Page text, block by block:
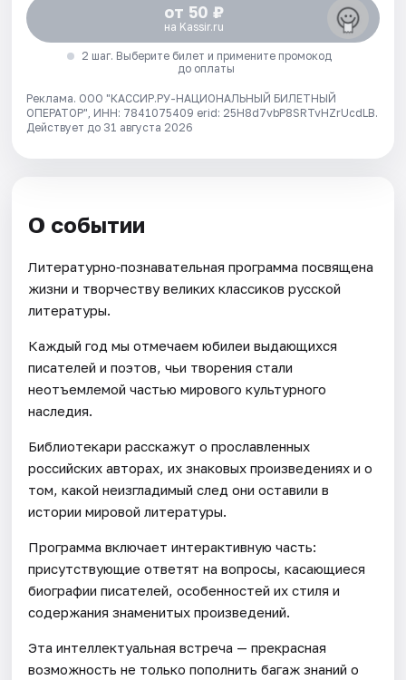
от 50 ₽
на Kassir.ru
2 шаг. Выберите билет и примените промокод
до оплаты
Реклама. ООО "КАССИР.РУ-НАЦИОНАЛЬНЫЙ БИЛЕТНЫЙ
ОПЕРАТОР", ИНН: 7841075409 erid: 25H8d7vbP8SRTvHZrUcdLB.
Действует до 31 августа 2026
О событии
Литературно‑познавательная программа посвящена
жизни и творчеству великих классиков русской
литературы.
Каждый год мы отмечаем юбилеи выдающихся
писателей и поэтов, чьи творения стали
неотъемлемой частью мирового культурного
наследия.
Библиотекари расскажут о прославленных
российских авторах, их знаковых произведениях и о
том, какой неизгладимый след они оставили в
истории мировой литературы.
Программа включает интерактивную часть:
присутствующие ответят на вопросы, касающиеся
биографии писателей, особенностей их стиля и
содержания знаменитых произведений.
Эта интеллектуальная встреча — прекрасная
возможность не только пополнить багаж знаний о